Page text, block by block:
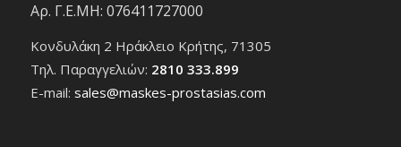
Αρ. Γ.Ε.ΜΗ: 076411727000
Κονδυλάκη 2 Ηράκλειο Κρήτης, 71305
Τηλ. Παραγγελιών: 2810 333.899
E-mail: sales@maskes-prostasias.com